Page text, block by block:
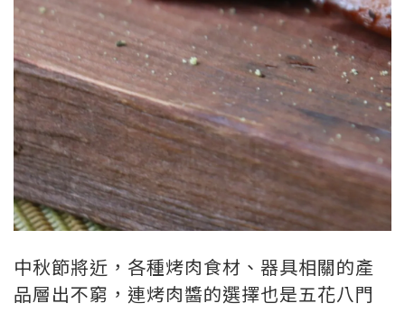
中秋節將近，各種烤肉食材、器具相關的產
品層出不窮，連烤肉醬的選擇也是五花八門